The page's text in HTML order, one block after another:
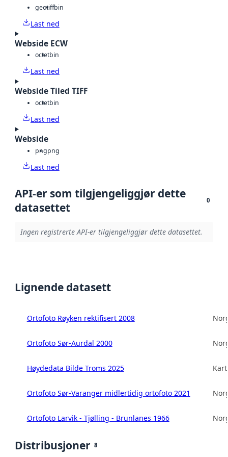
geotiffbin
Last ned
Webside ECW
octetbin
Last ned
Webside Tiled TIFF
octetbin
Last ned
Webside
pngpng
Last ned
API-er som tilgjengeliggjør dette
datasettet
0
Ingen registrerte API-er tilgjengeliggjør dette datasettet.
Lignende datasett
Ortofoto Røyken rektifisert 2008
Ortofoto Sør-Aurdal 2000
Høydedata Bilde Troms 2025
Ortofoto Sør-Varanger midlertidig ortofoto 2021
Ortofoto Larvik - Tjølling - Brunlanes 1966
Distribusjoner 8